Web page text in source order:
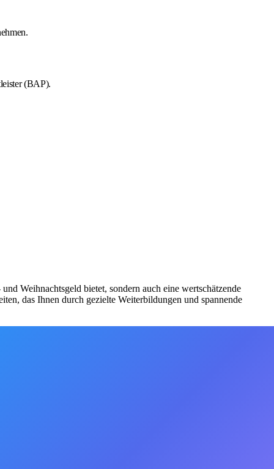
(BAP).
Weihnachtsgeld bietet, sondern auch eine wertschätzende
das Ihnen durch gezielte Weiterbildungen und spannende